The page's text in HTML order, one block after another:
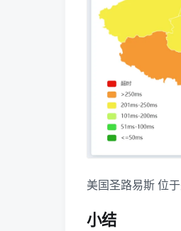
美国圣路易斯 位
小结